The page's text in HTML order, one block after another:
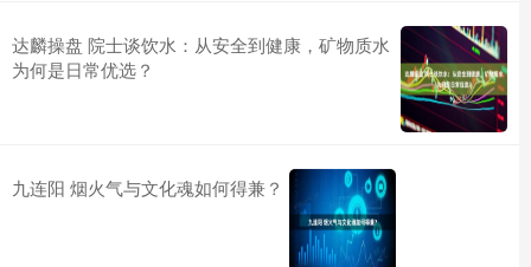
达麟操盘 院士谈饮水：从安全到健康，矿物质水
为何是日常优选？
九连阳 烟火气与文化魂如何得兼？